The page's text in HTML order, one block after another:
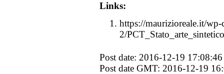
Links:
https://maurizioreale.it/
2/
Post date: 2016-12-19 17:08:46
Post date GMT: 2016-12-19